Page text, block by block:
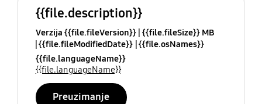
{{file.description}}
Verzija {{file.fileVersion}} {{file.fileSize}} MB
{{file.fileModifiedDate}} {{file.osNames}}
{{file.languageName}}
{{file.languageName}}
Preuzimanje